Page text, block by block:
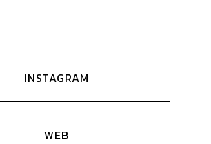
INSTAGRAM
WEB